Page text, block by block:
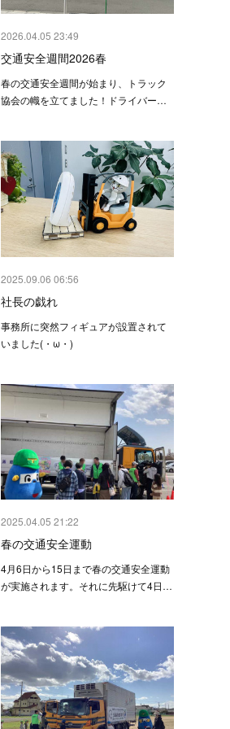
2026.04.05 23:49
交通安全週間2026春
春の交通安全週間が始まり、トラック
協会の幟を立てました！ドライバー…
2025.09.06 06:56
社長の戯れ
事務所に突然フィギュアが設置されて
いました(・ω・)
2025.04.05 21:22
春の交通安全運動
4月6日から15日まで春の交通安全運動
が実施されます。それに先駆けて4日…